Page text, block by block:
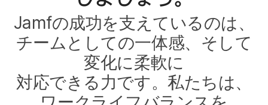
Jamfの​成功を​支えているのは、​
チームと​しての​一体感、​そして​
変化に​柔軟に​
対応できる力です。​私たちは、​